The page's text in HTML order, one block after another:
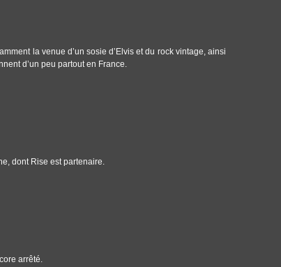
la venue d’un sosie d’Elvis et du rock vintage, ainsi
d’un peu partout en France.
dont Rise est partenaire.
arrêté.